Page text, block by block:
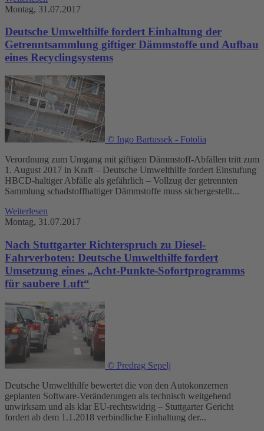
Montag, 31.07.2017
Deutsche Umwelthilfe fordert Einhaltung der
Getrenntsammlung giftiger Dämmstoffe und Aufbau
eines Recyclingsystems
© Ingo Bartussek - Fotolia
Verordnung zum Umgang mit giftigen Dämmstoff-Abfällen tritt zum
1. August 2017 in Kraft – Deutsche Umwelthilfe fordert Einstufung
HBCD-haltiger Abfälle als gefährlich – Vollzug der getrennten
Sammlung schadstoffhaltiger Dämmstoffe muss sichergestellt...
Weiterlesen
Montag, 31.07.2017
Nach Stuttgarter Richterspruch zu Diesel-
Fahrverboten: Deutsche Umwelthilfe fordert
Umsetzung eines „Acht-Punkte-Sofortprogramms
für saubere Luft“
© Predrag Sepelj
Deutsche Umwelthilfe bewertet die von den Autokonzernen
geplanten Software-Veränderungen als technisch weitgehend
unwirksam und als klar EU-rechtswidrig – Stuttgarter Gericht
fordert ab dem 1.1.2018 verbindliche Einhaltung der...